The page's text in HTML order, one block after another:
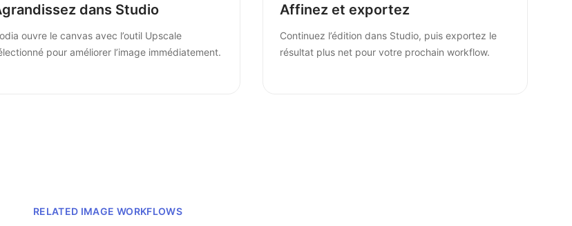
dans Studio
ouvre le canvas avec l’outil Upscale
pour améliorer l’image immédiatement.
Affinez et exportez
Continuez l’édition dans Studio, puis exportez le
résultat plus net pour votre prochain workflow.
RELATED IMAGE WORKFLOWS